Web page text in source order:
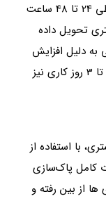
دستگاه های ساکشن پزشکی معمولا حداکثر طی 24 تا 48 ساعت
تحویل داده
به دلیل افزایش
حجم درخواست ها، زمان تحویل ممکن است تا 3 روز کاری نیز
با استفاده از
کامل پاک‌سازی
از بین رفته و